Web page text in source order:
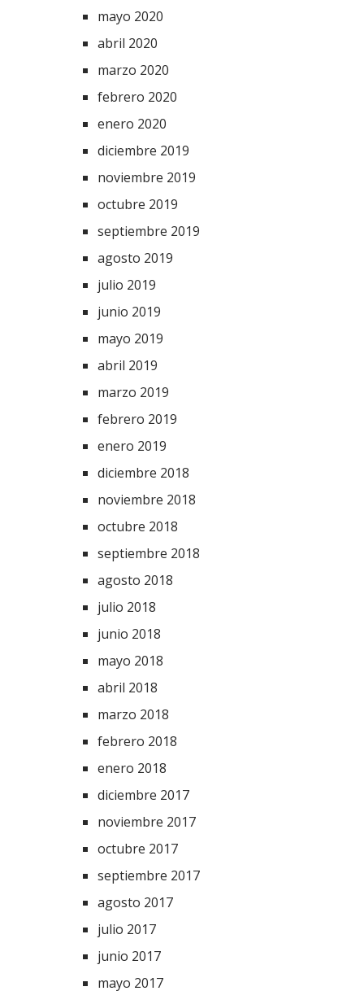
mayo 2020
abril 2020
marzo 2020
febrero 2020
enero 2020
diciembre 2019
noviembre 2019
octubre 2019
septiembre 2019
agosto 2019
julio 2019
junio 2019
mayo 2019
abril 2019
marzo 2019
febrero 2019
enero 2019
diciembre 2018
noviembre 2018
octubre 2018
septiembre 2018
agosto 2018
julio 2018
junio 2018
mayo 2018
abril 2018
marzo 2018
febrero 2018
enero 2018
diciembre 2017
noviembre 2017
octubre 2017
septiembre 2017
agosto 2017
julio 2017
junio 2017
mayo 2017